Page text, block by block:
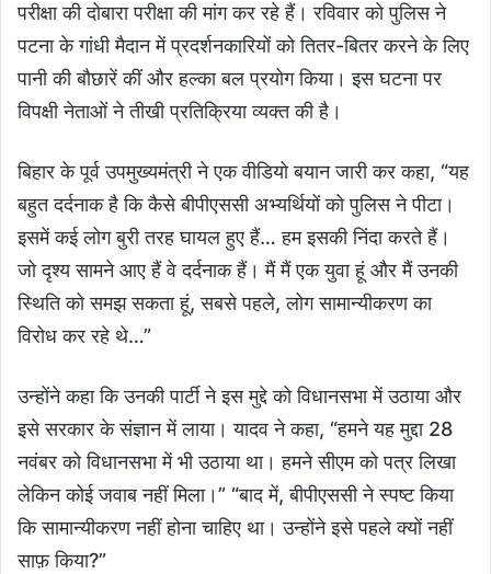
परीक्षा की दोबारा परीक्षा की मांग कर रहे हैं। रविवार को पुलिस ने
पटना के गांधी मैदान में प्रदर्शनकारियों को तितर-बितर करने के लिए
पानी की बौछारें कीं और हल्का बल प्रयोग किया। इस घटना पर
विपक्षी नेताओं ने तीखी प्रतिक्रिया व्यक्त की है।
बिहार के पूर्व उपमुख्यमंत्री ने एक वीडियो बयान जारी कर कहा, “यह
बहुत दर्दनाक है कि कैसे बीपीएससी अभ्यर्थियों को पुलिस ने पीटा।
इसमें कई लोग बुरी तरह घायल हुए हैं… हम इसकी निंदा करते हैं।
जो दृश्य सामने आए हैं वे दर्दनाक हैं। मैं मैं एक युवा हूं और मैं उनकी
स्थिति को समझ सकता हूं, सबसे पहले, लोग सामान्यीकरण का
विरोध कर रहे थे…”
उन्होंने कहा कि उनकी पार्टी ने इस मुद्दे को विधानसभा में उठाया और
इसे सरकार के संज्ञान में लाया। यादव ने कहा, “हमने यह मुद्दा 28
नवंबर को विधानसभा में भी उठाया था। हमने सीएम को पत्र लिखा
लेकिन कोई जवाब नहीं मिला।” “बाद में, बीपीएससी ने स्पष्ट किया
कि सामान्यीकरण नहीं होना चाहिए था। उन्होंने इसे पहले क्यों नहीं
साफ़ किया?”